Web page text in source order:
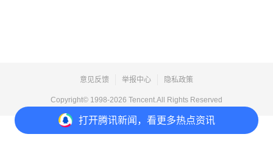
打开腾讯新闻，看更多热点资讯
意见反馈 举报中心 隐私政策
Copyright© 1998-2026 Tencent.All Rights Reserved